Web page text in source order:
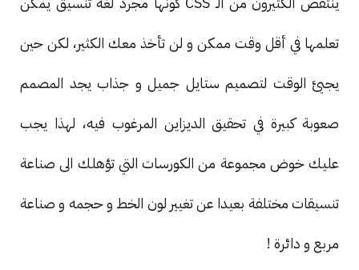
تعلمها في أقل وقت ممكن و لن تأخذ معك الكثير، لكن حين
يجيئ الوقت لتصميم ستايل جميل و جذاب يجد المصمم
صعوبة كبيرة في تحقيق الديزاين المرغوب فيه، لهذا يجب
عليك خوض مجموعة من الكورسات التي تؤهلك الى صناعة
تنسيقات مختلفة بعيدا عن تغيير لون الخط و حجمه و صناعة
مربع و دائرة !